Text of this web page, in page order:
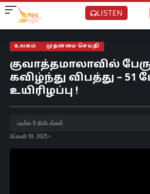
LISTEN
உலகம் முதன்மை செய்தி
குவாத்தமாலாவில்
கவிழ்ந்து விபத்து – 51
உயிரிழப்பு !
பிப்ரவரி 10, 2025
படிக்க 0 நிமிடங்கள்